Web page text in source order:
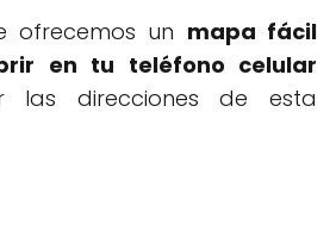
ofrecemos un mapa fácil
en tu teléfono celular
las direcciones de esta